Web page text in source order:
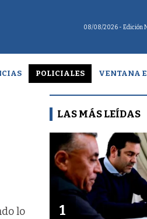
08/08/2026 - Edición
POLICIALES VENTANA
lo
LAS MÁS LEÍDAS
1